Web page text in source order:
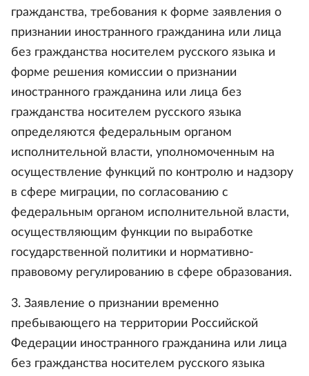
гражданства, требования к форме заявления о
признании иностранного гражданина или лица
без гражданства носителем русского языка и
форме решения комиссии о признании
иностранного гражданина или лица без
гражданства носителем русского языка
определяются федеральным органом
исполнительной власти, уполномоченным на
осуществление функций по контролю и надзору
в сфере миграции, по согласованию с
федеральным органом исполнительной власти,
осуществляющим функции по выработке
государственной политики и нормативно-
правовому регулированию в сфере образования.
3. Заявление о признании временно
пребывающего на территории Российской
Федерации иностранного гражданина или лица
без гражданства носителем русского языка